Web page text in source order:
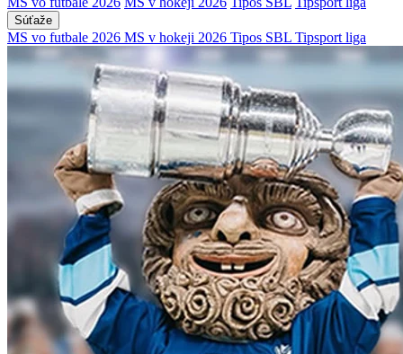
Súťaže
MS vo futbale 2026 MS v hokeji 2026 Tipos SBL Tipsport liga